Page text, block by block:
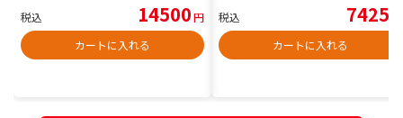
税込 14500円
カートに入れる
税込 7425
カートに入れる